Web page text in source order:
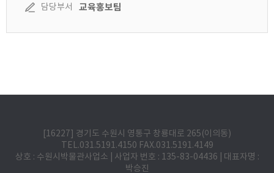
담당부서 교육홍보팀
[16227] 경기도 수원시 영통구 창룡대로 265(이의동)
TEL.031.5191.4150 FAX.031.5191.4149
상호 : 수원시박물관사업소 | 사업자 번호 : 135-83-04436 | 대표자명 :
박승진